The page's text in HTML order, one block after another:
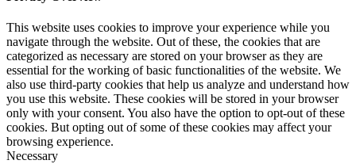
This website uses cookies to improve your experience while you
navigate through the website. Out of these, the cookies that are
categorized as necessary are stored on your browser as they are
essential for the working of basic functionalities of the website. We
also use third-party cookies that help us analyze and understand how
you use this website. These cookies will be stored in your browser
only with your consent. You also have the option to opt-out of these
cookies. But opting out of some of these cookies may affect your
browsing experience.
Necessary